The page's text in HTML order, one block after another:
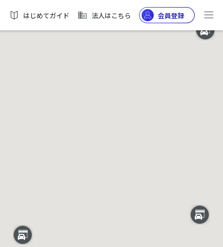
はじめてガイド 法人はこちら 会員登録